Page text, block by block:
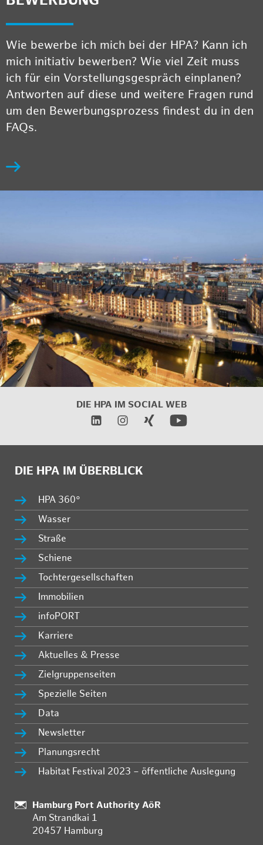
Wie bewerbe ich mich bei der HPA? Kann ich
mich initiativ bewerben? Wie viel Zeit muss
ich für ein Vorstellungsgespräch einplanen?
Antworten auf diese und weitere Fragen rund
um den Bewerbungsprozess findest du in den
FAQs.
DIE HPA IM SOCIAL WEB
DIE HPA IM ÜBERBLICK
HPA 360°
Wasser
Straße
Schiene
Tochtergesellschaften
Immobilien
infoPORT
Karriere
Aktuelles & Presse
Zielgruppenseiten
Spezielle Seiten
Data
Newsletter
Planungsrecht
Habitat Festival 2023 – öffentliche Auslegung
:
Hamburg Port Authority AöR
Am Strandkai 1
20457 Hamburg